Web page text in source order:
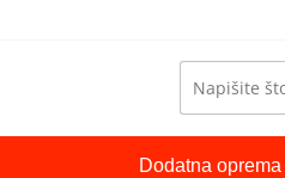
Dodatna oprema